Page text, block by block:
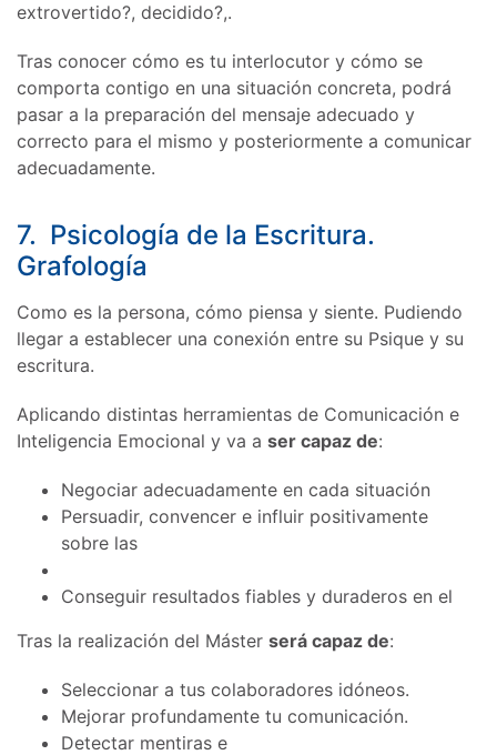
extrovertido?, decidido?,.
Tras conocer cómo es tu interlocutor y cómo se
comporta contigo en una situación concreta, podrá
pasar a la preparación del mensaje adecuado y
correcto para el mismo y posteriormente a comunicar
adecuadamente.
7. Psicología de la Escritura.
Grafología
Como es la persona, cómo piensa y siente. Pudiendo
llegar a establecer una conexión entre su Psique y su
escritura.
Aplicando distintas herramientas de Comunicación e
Inteligencia Emocional y va a ser capaz de:
Negociar adecuadamente en cada situación
Persuadir, convencer e influir positivamente
sobre las
Conseguir resultados fiables y duraderos en el
Tras la realización del Máster será capaz de:
Seleccionar a tus colaboradores idóneos.
Mejorar profundamente tu comunicación.
Detectar mentiras e